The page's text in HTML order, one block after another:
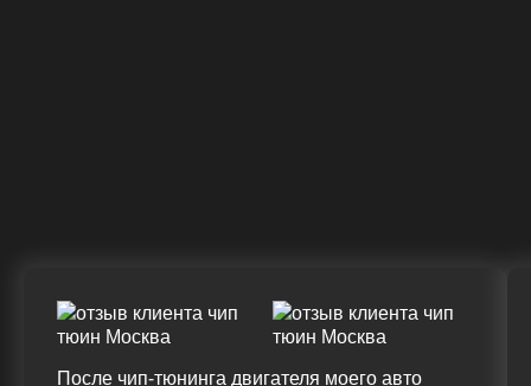
После чип-тюнинга двигателя моего авто